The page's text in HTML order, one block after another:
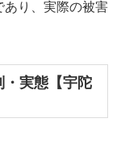
あり、実際の被害
・実態【宇陀